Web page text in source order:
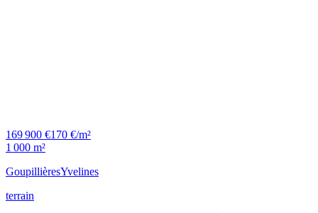
169 900 €170 €/m²
1 000 m²
GoupillièresYvelines
terrain